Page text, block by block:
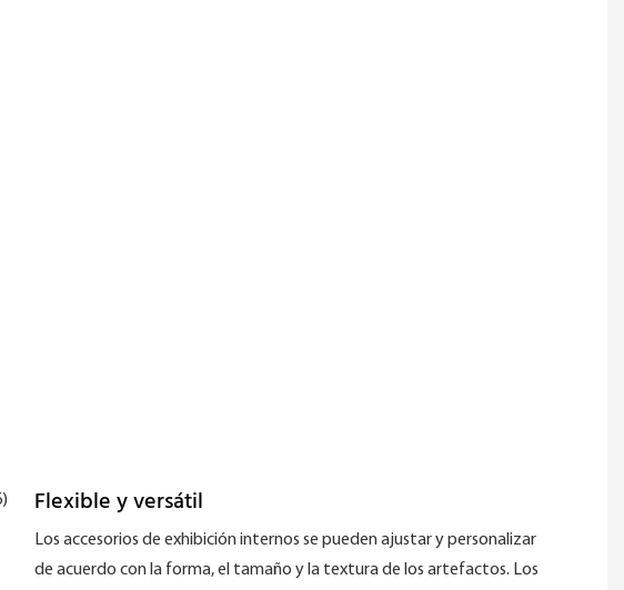
Flexible y versátil
Los accesorios de exhibición internos se pueden ajustar y personalizar
de acuerdo con la forma, el tamaño y la textura de los artefactos. Los